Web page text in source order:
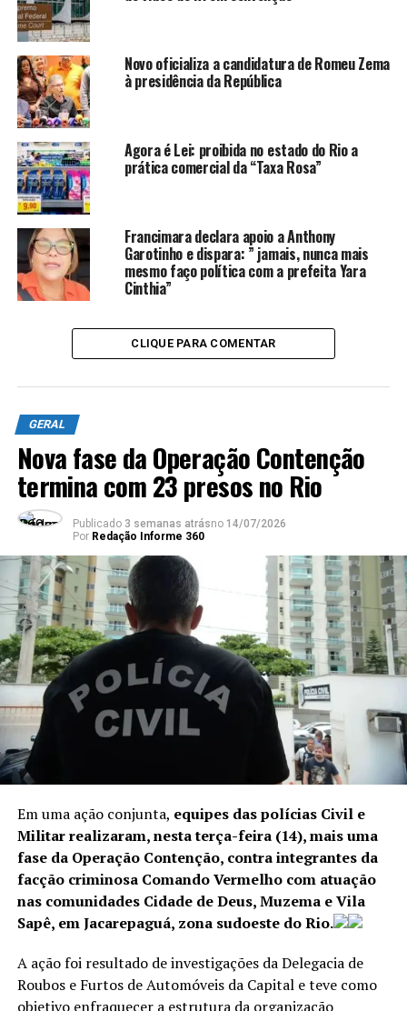
representantes das polícias, Bombeiros, Defesa Civil,
Detran e órgãos federais e municipais.
Após a reunião, Moraes não falou com a imprensa.
Já o governador disse que os dois conversaram
“sobre o projeto de retomada [de territórios] que
está em fase de organização pelo Conselho
Nacional do Ministério Público (CNMP)”.“Demos ao
ministro total possibilidade de tirar todas as dúvidas
sobre a política de segurança do Rio de Janeiro e nos
desafios no combate ao crime”, afirmou Castro.
>> Siga o canal daAgência Brasilno WhatsApp
Operação Contenção
A Operação Contenção, realizada pelas polícias Civil e
Militar do Rio de Janeiro, deixou 121 pessoas mortas,
a operação “um sucesso” e afirmou que as pessoas
mortas reagiram com violência à operação, e aqueles
que se entregaram foram presos.
ANÚNCIO
No total, foram feitas 113 prisões, sendo 33 de presos
de outros estados. Foram recolhidas 118 armas e 1
tonelada de droga. O objetivo era conter o avanço da
facção Comando Vermelho e cumprir 180 mandados de
busca e apreensão e 100 de prisão, sendo 30 expedidos
pela Justiça do Pará.
A operação contou com um efetivo de 2,5 mil policiais e
é a maior e mais letal realizada no estado nos últimos 15
anos. Os confrontos e as ações de retaliação de
criminosos geraram pânico em toda a cidade, com
intenso tiroteio, fechando as principais vias, escolas,
comércios e postos de saúde. Moradores da região,
familiares dos mortos e organizações denunciam
operação como uma“chacina”.
Novo oficializa a candidatura de Romeu Zema
à presidência da República
Agora é Lei: proibida no estado do Rio a
prática comercial da “Taxa Rosa”
Francimara declara apoio a Anthony
Garotinho e dispara: ” jamais, nunca mais
mesmo faço política com a prefeita Yara
Cinthia”
CLIQUE PARA COMENTAR
GERAL
Nova fase da Operação Contenção
termina com 23 presos no Rio
Publicado 3 semanas atrásno 14/07/2026
Por Redação Informe 360
Em uma ação conjunta, equipes das polícias Civil e
Militar realizaram, nesta terça-feira (14), mais uma
fase da Operação Contenção, contra integrantes da
facção criminosa Comando Vermelho com atuação
nas comunidades Cidade de Deus, Muzema e Vila
Sapê, em Jacarepaguá, zona sudoeste do Rio.
A ação foi resultado de investigações da Delegacia de
Roubos e Furtos de Automóveis da Capital e teve como
objetivo enfraquecer a estrutura da organização